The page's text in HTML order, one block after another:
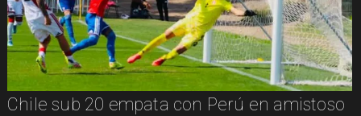
Chile sub 20 empata con Perú en amistoso